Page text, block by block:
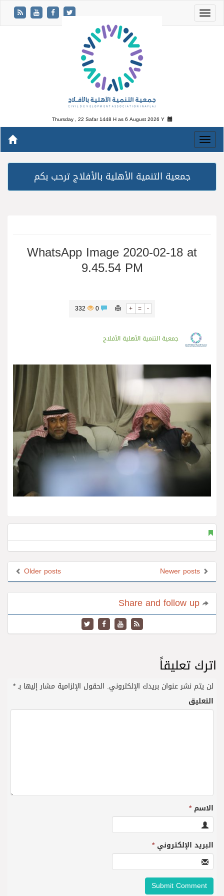
Thursday , 22 Safar 1448 H as6 August 2026 Y
جمعية التنمية الأهلية بالأفلاج ترحب بكم
WhatsApp Image 2020-02-18 at
9.45.54 PM
+ = -
332
جمعية التنمية الأهلية الأفلاج
Older posts
اترك تعليقاً
لن يتم نشر عنوان بريدك الإلكتروني. الحقول الإلزامية مشار إليها بـ*
التعليق
الاسم*
البريد الإلكتروني*